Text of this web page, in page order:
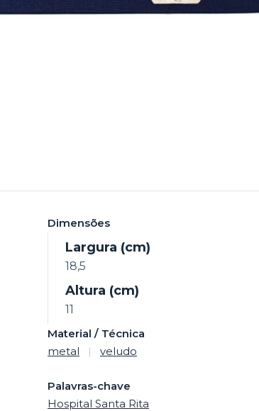
Dimensões
Largura (cm)
18,5
Altura (cm)
11
Material / Técnica
metal
| veludo
Palavras-chave
Hospital Santa Rita